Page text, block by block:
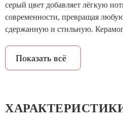
серый цвет добавляет лёгкую
современности, превращая
сдержанную и стильную.
деликатно дополняет коллекцию
преимущества матовой
Показать всё